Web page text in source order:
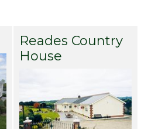
Reades Country
House